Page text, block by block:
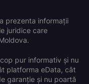
prezenta informații
juridice care
pur informativ și nu
platforma eData, cât
garanție și nu poartă